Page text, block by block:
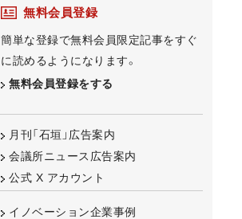
無料会員登録
簡単な登録で無料会員限定記事をすぐ
に読めるようになります。
無料会員登録をする
月刊「石垣」広告案内
会議所ニュース広告案内
公式 X アカウント
イノベーション企業事例